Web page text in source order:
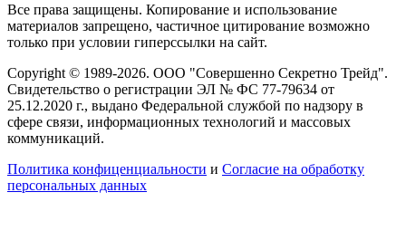
Все права защищены. Копирование и использование
материалов запрещено, частичное цитирование возможно
только при условии гиперссылки на сайт.
Copyright © 1989-2026. ООО "Совершенно Секретно Трейд".
Свидетельство о регистрации ЭЛ № ФС 77-79634 от
25.12.2020 г., выдано Федеральной службой по надзору в
сфере связи, информационных технологий и массовых
коммуникаций.
Политика конфиценциальности и Согласие на обработку
персональных данных